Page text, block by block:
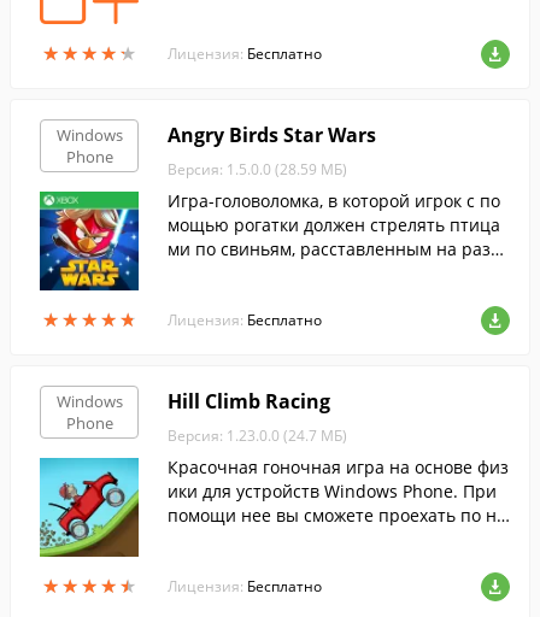
★★★★★
★★★★★ Лицензия: Бесплатно
Windows
Phone
★★★★★
★★★★★
Angry Birds Star Wars
Версия: 1.5.0.0 (28.59 МБ)
Игра-головоломка, в которой игрок с по
мощью рогатки должен стрелять птица
ми по свиньям, расставленным на разл
Лицензия: Бесплатно
Windows
Phone
★★★★★
★★★★★
Hill Climb Racing
Версия: 1.23.0.0 (24.7 МБ)
Красочная гоночная игра на основе физ
ики для устройств Windows Phone. При
помощи нее вы сможете проехать по не
Лицензия: Бесплатно